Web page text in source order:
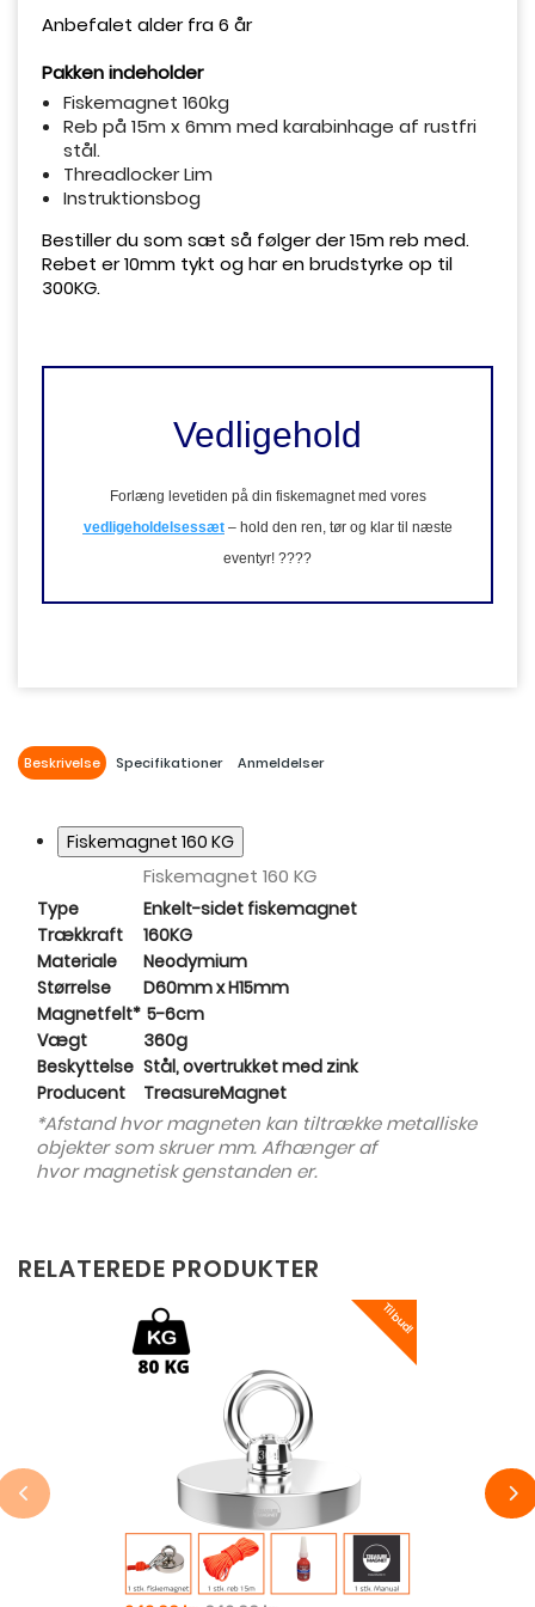
Anbefalet alder fra 6 år
Pakken indeholder
Fiskemagnet 160kg
Reb på 15m x 6mm med karabinhage af rustfri
stål.
Threadlocker Lim
Instruktionsbog
Bestiller du som sæt så følger der 15m reb med.
Rebet er 10mm tykt og har en brudstyrke op til
300KG.
Vedligehold
Forlæng levetiden på din fiskemagnet med vores
vedligeholdelsessæt –hold den ren, tør og klar til næste
eventyr! ????
Beskrivelse Specifikationer Anmeldelser
Fiskemagnet 160 KG
Fiskemagnet 160 KG
Type
Enkelt-sidet fiskemagnet
Trækkraft
160KG
Materiale
Neodymium
Størrelse
D60mm x H15mm
Magnetfelt* 5-6cm
Vægt
360g
Beskyttelse Stål, overtrukket med zink
Producent
TreasureMagnet
*Afstand hvor magneten kan tiltrække metalliske
objekter som skruer mm. Afhænger af
hvor magnetisk genstanden er.
RELATEREDE PRODUKTER
Tilbud!